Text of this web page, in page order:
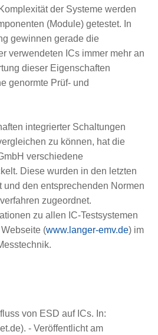
der Systeme werden
(Module) getestet. In
gewinnen gerade die
verwendeten ICs immer mehr an
dieser Eigenschaften
genormte Prüf- und
integrierter Schaltungen
zu können, hat die
verschiedene
Diese wurden in den letzten
und den entsprechenden Normen
zugeordnet.
zu allen IC‑Testsystemen
(www.langer-emv.de) im
von ESD auf ICs. In:
- Veröffentlicht am